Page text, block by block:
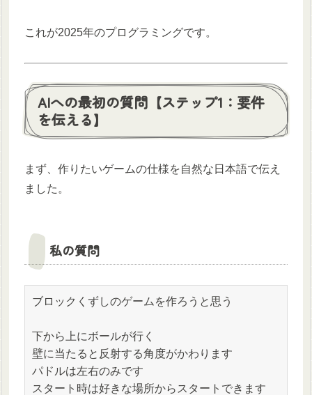
これが2025年のプログラミングです。
AIへの最初の質問【ステップ1：要件
を伝える】
まず、作りたいゲームの仕様を自然な日本語で伝え
ました。
私の質問
ブロックくずしのゲームを作ろうと思う
下から上にボールが行く
壁に当たると反射する角度がかわります
パドルは左右のみです
スタート時は好きな場所からスタートできます